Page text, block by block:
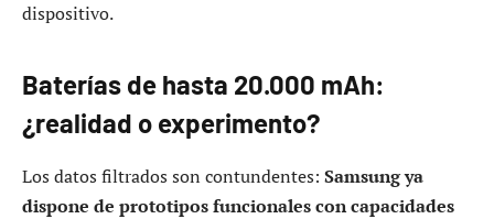
dispositivo.
Baterías de hasta 20.000 mAh:
¿realidad o experimento?
Los datos filtrados son contundentes: Samsung ya
dispone de prototipos funcionales con capacidades